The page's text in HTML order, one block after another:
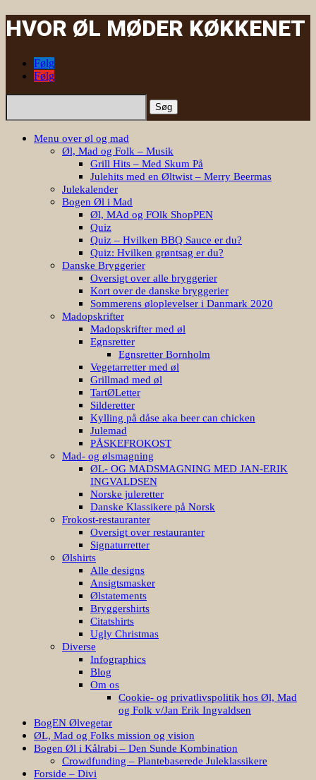
HVOR ØL MØDER KØKKENET
Følg
Følg
Søg
Menu over øl og mad
Øl, Mad og Folk – Musik
Grill Hits – Med Skum På
Julehits med en Øltwist – Merry Beermas
Julekalender
Bogen Øl i Mad
Øl, MAd og FOlk ShopPEN
Quiz
Quiz – Hvilken BBQ Sauce er du?
Quiz: Hvilken grøntsag er du?
Danske Bryggerier
Oversigt over alle bryggerier
Kort over de danske bryggerier
Sommerens øloplevelser i Danmark 2020
Madopskrifter
Madopskrifter med øl
Egnsretter
Egnsretter Bornholm
Vegetarretter med øl
Grillmad med øl
TartØLetter
Silderetter
Kylling på dåse aka beer can chicken
Julemad
PÅSKEFROKOST
Mad- og ølsmagning
ØL- OG MADSMAGNING MED JAN-ERIK
INGVALDSEN
Norske juleretter
Danske Klassikere på Norsk
Frokost-restauranter
Oversigt over restauranter
Signaturretter
Ølshirts
Alle designs
Ansigtsmasker
Ølstatements
Bryggershirts
Citatshirts
Ugly Christmas
Diverse
Infographics
Blog
Om os
Cookie- og privatlivspolitik hos Øl, Mad
og Folk v/Jan Erik Ingvaldsen
BogEN Ølvegetar
ØL, Mad og Folks mission og vision
Bogen Øl i Kålrabi – Den Sunde Kombination
Crowdfunding – Plantebaserede Juleklassikere
Forside – Divi